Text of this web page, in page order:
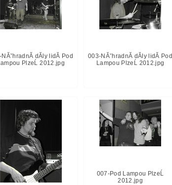
dĂ­ly lidĂ­ Pod
PlzeĹ 2012.jpg
003-NĂˇhradnĂ­ dĂ­ly lidĂ­ Pod
Lampou PlzeĹ 2012.jpg
007-Pod Lampou PlzeĹ
2012.jpg